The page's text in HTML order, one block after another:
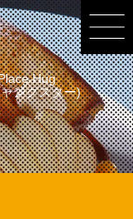
Hug
ングスター)